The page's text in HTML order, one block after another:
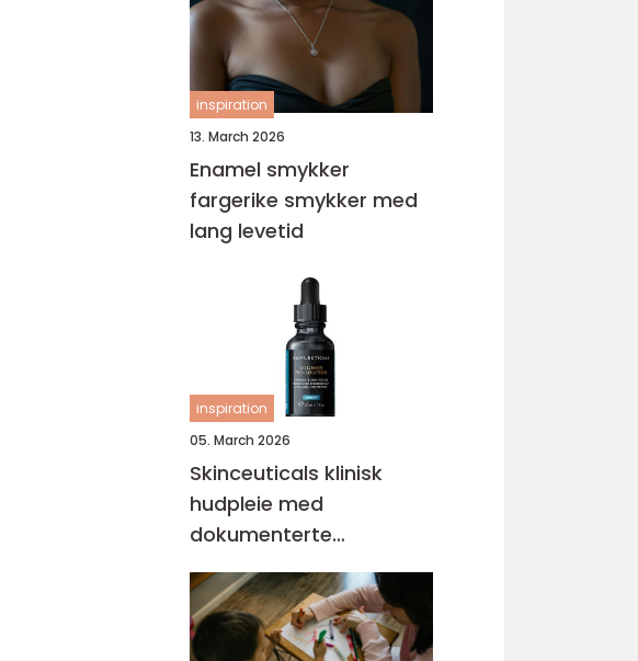
inspiration
13. March 2026
Enamel smykker
fargerike smykker med
lang levetid
inspiration
05. March 2026
Skinceuticals klinisk
hudpleie med
dokumenterte
resultater